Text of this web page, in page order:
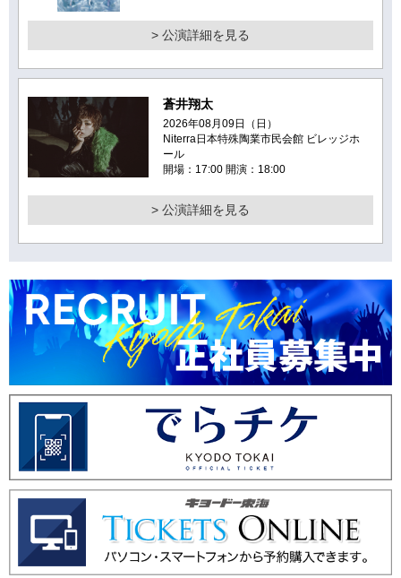
> 公演詳細を見る
蒼井翔太
2026年08月09日（日）
Niterra日本特殊陶業市民会館 ビレッジホ
ール
開場：17:00 開演：18:00
> 公演詳細を見る